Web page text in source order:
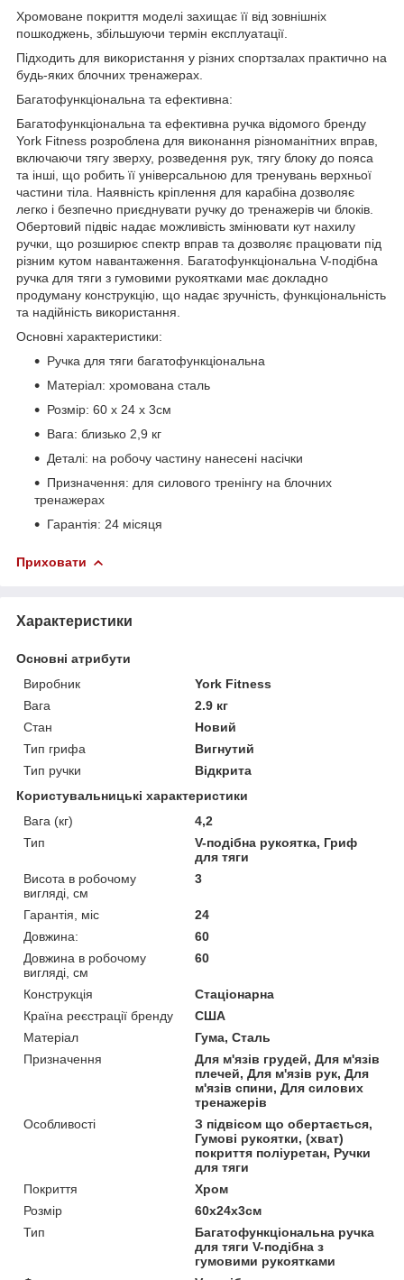
Хромоване покриття моделі захищає її від зовнішніх
пошкоджень, збільшуючи термін експлуатації.
Підходить для використання у різних спортзалах практично на
будь-яких блочних тренажерах.
Багатофункціональна та ефективна:
Багатофункціональна та ефективна ручка відомого бренду
York Fitness розроблена для виконання різноманітних вправ,
включаючи тягу зверху, розведення рук, тягу блоку до пояса
та інші, що робить її універсальною для тренувань верхньої
частини тіла. Наявність кріплення для карабіна дозволяє
легко і безпечно приєднувати ручку до тренажерів чи блоків.
Обертовий підвіс надає можливість змінювати кут нахилу
ручки, що розширює спектр вправ та дозволяє працювати під
різним кутом навантаження. Багатофункціональна V-подібна
ручка для тяги з гумовими рукоятками має докладно
продуману конструкцію, що надає зручність, функціональність
та надійність використання.
Основні характеристики:
Ручка для тяги багатофункціональна
Матеріал: хромована сталь
Розмір: 60 x 24 х 3см
Вага: близько 2,9 кг
Деталі: на робочу частину нанесені насічки
Призначення: для силового тренінгу на блочних
тренажерах
Гарантія: 24 місяця
Приховати
Характеристики
Основні атрибути
Виробник
York Fitness
Вага
2.9 кг
Стан
Новий
Тип грифа
Вигнутий
Тип ручки
Відкрита
Користувальницькі характеристики
Вага (кг)
4,2
Тип
V-подібна рукоятка, Гриф
для тяги
Висота в робочому
вигляді, см
3
Гарантія, міс
24
Довжина:
60
Довжина в робочому
вигляді, см
60
Конструкція
Стаціонарна
Країна реєстрації бренду
США
Матеріал
Гума, Сталь
Призначення
Для м'язів грудей, Для м'язів
плечей, Для м'язів рук, Для
м'язів спини, Для силових
тренажерів
Особливості
З підвісом що обертається,
Гумові рукоятки, (хват)
покриття поліуретан, Ручки
для тяги
Покриття
Хром
Розмір
60x24x3см
Тип
Багатофункціональна ручка
для тяги V-подібна з
гумовими рукоятками